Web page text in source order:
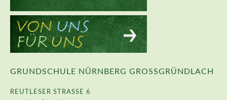
GRUNDSCHULE NÜRNBERG GROSSGRÜNDLACH
REUTLESER STRASSE 6